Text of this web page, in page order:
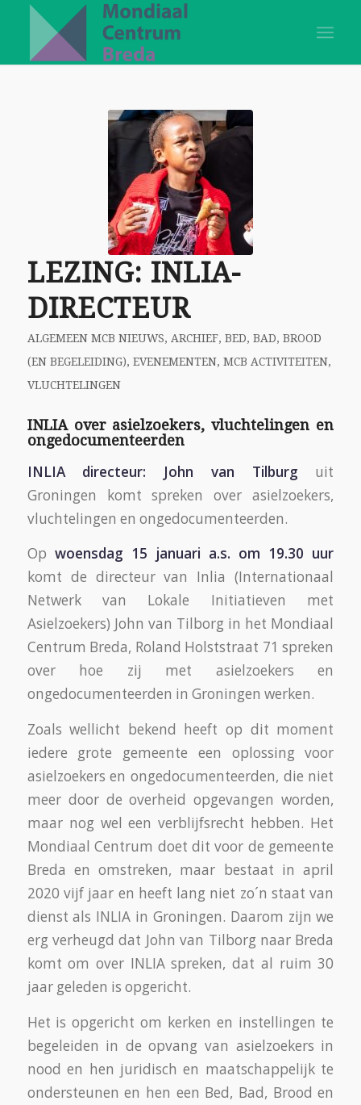
LEZING: INLIA-
DIRECTEUR
ALGEMEEN MCB NIEUWS, ARCHIEF, BED, BAD, BROOD
(EN BEGELEIDING), EVENEMENTEN, MCB ACTIVITEITEN,
VLUCHTELINGEN
INLIA over asielzoekers, vluchtelingen en
ongedocumenteerden
INLIA directeur: John van Tilburg uit
Groningen komt spreken over asielzoekers,
vluchtelingen en ongedocumenteerden.
Op woensdag 15 januari a.s. om 19.30 uur
komt de directeur van Inlia (Internationaal
Netwerk van Lokale Initiatieven met
Asielzoekers) John van Tilborg in het Mondiaal
Centrum Breda, Roland Holststraat 71 spreken
over hoe zij met asielzoekers en
ongedocumenteerden in Groningen werken.
Zoals wellicht bekend heeft op dit moment
iedere grote gemeente een oplossing voor
asielzoekers en ongedocumenteerden, die niet
meer door de overheid opgevangen worden,
maar nog wel een verblijfsrecht hebben. Het
Mondiaal Centrum doet dit voor de gemeente
Breda en omstreken, maar bestaat in april
2020 vijf jaar en heeft lang niet zo´n staat van
dienst als INLIA in Groningen. Daarom zijn we
erg verheugd dat John van Tilborg naar Breda
komt om over INLIA spreken, dat al ruim 30
jaar geleden is opgericht.
Het is opgericht om kerken en instellingen te
begeleiden in de opvang van asielzoekers in
nood en hen juridisch en maatschappelijk te
ondersteunen en hen een Bed, Bad, Brood en